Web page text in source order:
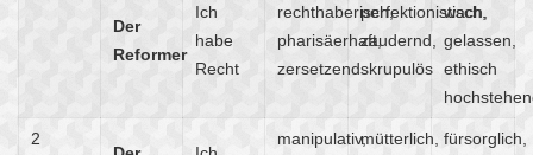
Der
Reformer
Ich
habe
Recht
rechthaberisch,
pharisäerhaft,
zersetzend
perfektionistisch,
zaudernd,
skrupulös
wach,
gelassen,
ethisch
2
manipulativ,mütterlich, fürsorglich,